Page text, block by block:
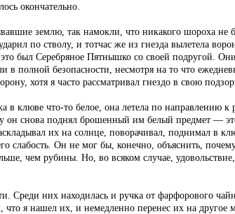
окончательно.
землю, так намокли, что никакого шороха
по стволу, и тотчас же из гнезда вылетела
это был Серебряное Пятнышко со своей подругой.
полной безопасности, несмотря на то что
хотя я часто рассматривал гнездо в свою
что-то белое, она летела по направлению к
он снова поднял брошенный им белый предмет —
их на солнце, поворачивал, поднимал в
Он не мог бы, конечно, объяснить,
чем рубины. Но, во всяком случае,
Среди них находилась и ручка от фарфорового
я нашел их, и немедленно перенес их на другое